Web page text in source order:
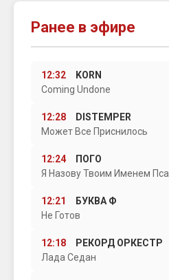
Ранее в эфире
12:32
KORN
Coming Undone
12:28
DISTEMPER
Может Все Приснилось
12:24
ПОГО
Я Назову Твоим Именем Пса
12:21
БУКВА Ф
Не Готов
12:18
РЕКОРД ОРКЕСТР
Лада Седан